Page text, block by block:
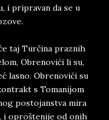
i pripravan da se u
taj Turčina praznih
Obrenovići li su,
lasno. Obrenovići su
s Tomanijom
postojanstva mira
i oproštenije od onih